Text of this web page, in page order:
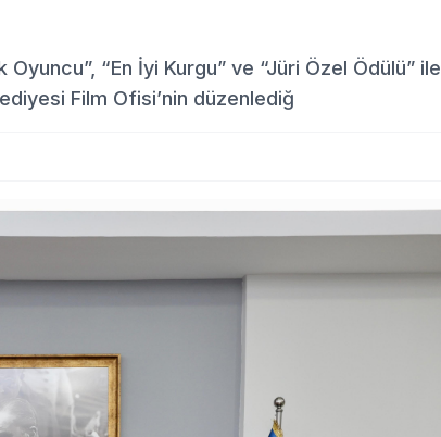
“En İyi Kurgu” ve “Jüri Özel Ödülü” ile
Film Ofisi’nin düzenlediğ